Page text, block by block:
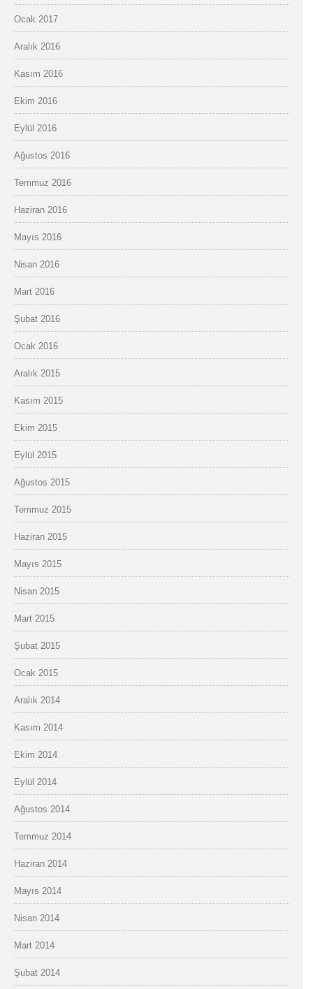
Ocak 2017
Aralık 2016
Kasım 2016
Ekim 2016
Eylül 2016
Ağustos 2016
Temmuz 2016
Haziran 2016
Mayıs 2016
Nisan 2016
Mart 2016
Şubat 2016
Ocak 2016
Aralık 2015
Kasım 2015
Ekim 2015
Eylül 2015
Ağustos 2015
Temmuz 2015
Haziran 2015
Mayıs 2015
Nisan 2015
Mart 2015
Şubat 2015
Ocak 2015
Aralık 2014
Kasım 2014
Ekim 2014
Eylül 2014
Ağustos 2014
Temmuz 2014
Haziran 2014
Mayıs 2014
Nisan 2014
Mart 2014
Şubat 2014